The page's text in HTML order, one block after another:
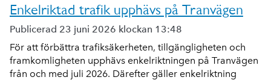
Enkelriktad trafik upphävs på Tranvägen
Publicerad 23 juni 2026 klockan 13:48
För att förbättra trafiksäkerheten, tillgängligheten och
framkomligheten upphävs enkelriktningen på Tranvägen
från och med juli 2026. Därefter gäller enkelriktning